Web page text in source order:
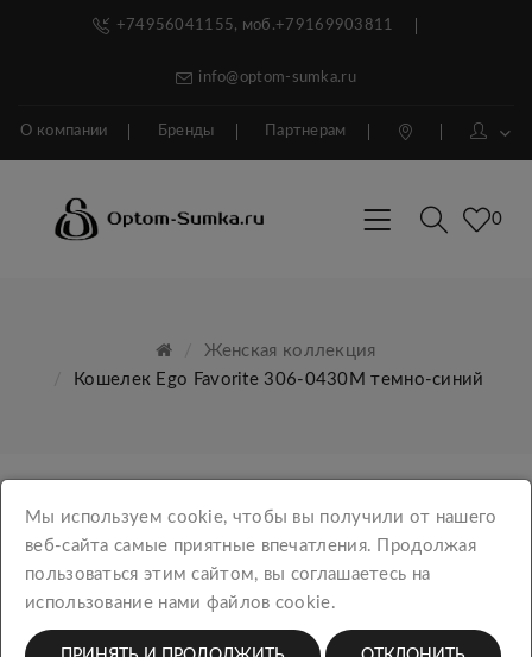
+74956041155, моб.+79169903811
info@optom-sumka.ru
О компании Бренды Партнерам
0
Женская коллекция
Кошелек Ego Favorite 306-0430М темно-синий
КАТЕГОРИИ
Новинки
Мы используем cookie, чтобы вы получили от нашего
веб-сайта самые приятные впечатления. Продолжая
пользоваться этим сайтом, вы соглашаетесь на
использование нами файлов cookie.